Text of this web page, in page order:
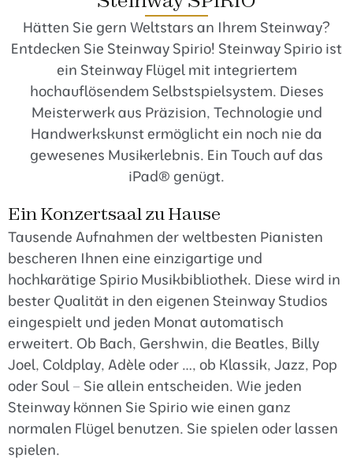
Hätten Sie gern Weltstars an Ihrem Steinway?
Entdecken Sie Steinway Spirio! Steinway Spirio ist
ein Steinway Flügel mit integriertem
hochauflösendem Selbstspielsystem. Dieses
Meisterwerk aus Präzision, Technologie und
Handwerkskunst ermöglicht ein noch nie da
gewesenes Musikerlebnis. Ein Touch auf das
iPad® genügt.
Ein Konzertsaal zu Hause
Tausende Aufnahmen der weltbesten Pianisten
bescheren Ihnen eine einzigartige und
hochkarätige Spirio Musikbibliothek. Diese wird in
bester Qualität in den eigenen Steinway Studios
eingespielt und jeden Monat automatisch
erweitert. Ob Bach, Gershwin, die Beatles, Billy
Joel, Coldplay, Adèle oder …, ob Klassik, Jazz, Pop
oder Soul – Sie allein entscheiden. Wie jeden
Steinway können Sie Spirio wie einen ganz
normalen Flügel benutzen. Sie spielen oder lassen
spielen.